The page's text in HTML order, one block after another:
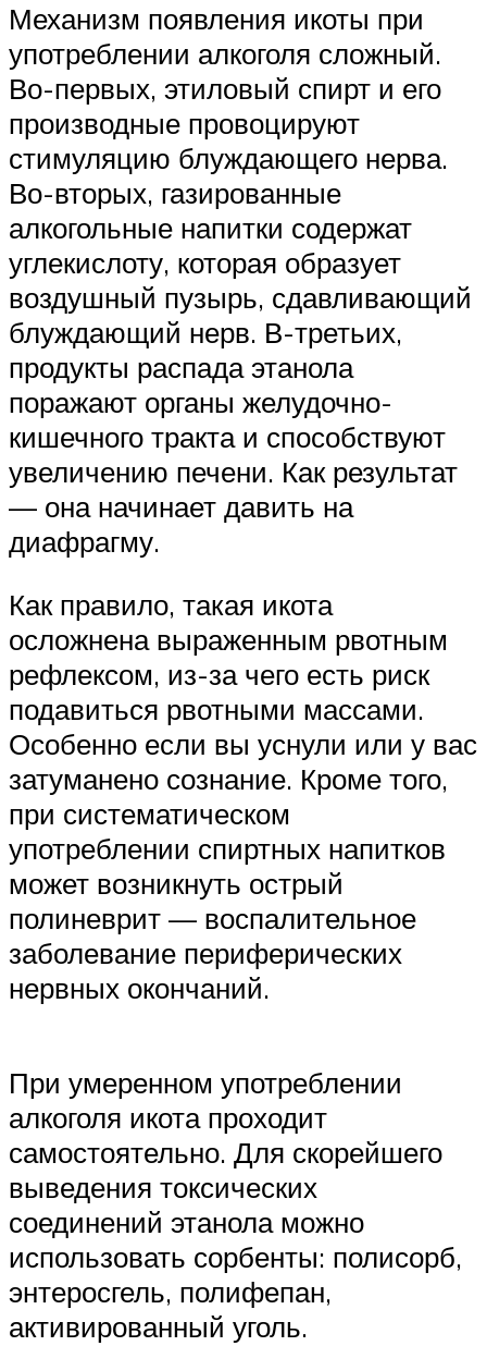
Механизм появления икоты при
употреблении алкоголя сложный.
Во-первых, этиловый спирт и его
производные провоцируют
стимуляцию блуждающего нерва.
Во-вторых, газированные
алкогольные напитки содержат
углекислоту, которая образует
воздушный пузырь, сдавливающий
блуждающий нерв. В-третьих,
продукты распада этанола
поражают органы желудочно-
кишечного тракта и способствуют
увеличению печени. Как результат
— она начинает давить на
диафрагму.
Как правило, такая икота
осложнена выраженным рвотным
рефлексом, из-за чего есть риск
подавиться рвотными массами.
Особенно если вы уснули или у вас
затуманено сознание. Кроме того,
при систематическом
употреблении спиртных напитков
может возникнуть острый
полиневрит — воспалительное
заболевание периферических
нервных окончаний.
При умеренном употреблении
алкоголя икота проходит
самостоятельно. Для скорейшего
выведения токсических
соединений этанола можно
использовать сорбенты: полисорб,
энтеросгель, полифепан,
активированный уголь.